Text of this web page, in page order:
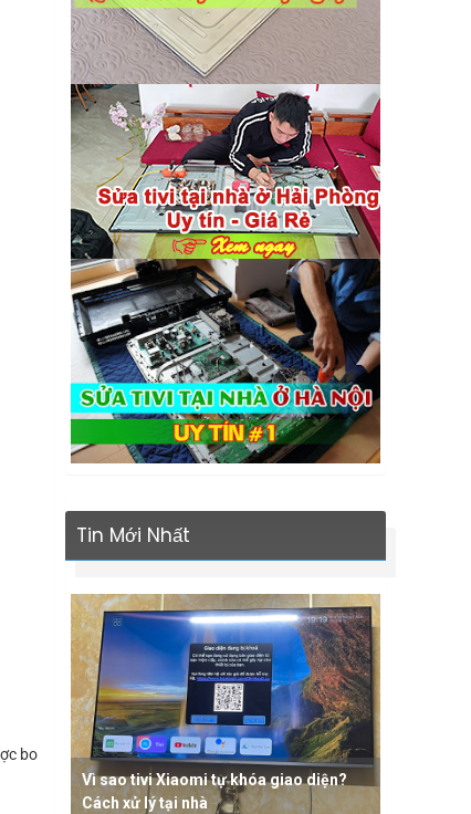
bo
Tin Mới Nhất
Vì sao tivi Xiaomi tự khóa giao diện?
Cách xử lý tại nhà